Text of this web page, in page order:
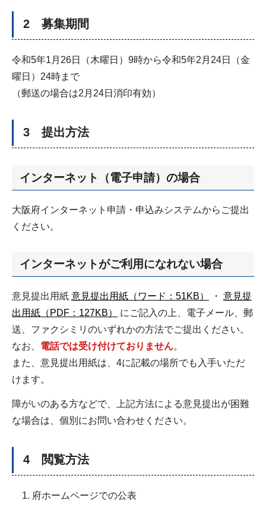
2 募集期間
令和5年1月26日（木曜日）9時から令和5年2月24日（金
曜日）24時まで
（郵送の場合は2月24日消印有効）
3 提出方法
インターネット（電子申請）の場合
大阪府インターネット申請・申込みシステムからご提出
ください。
インターネットがご利用になれない場合
意見提出用紙 意見提出用紙（ワード：51KB） ・ 意見提
出用紙（PDF：127KB）
にご記入の上、電子メール、郵
送、ファクシミリのいずれかの方法でご提出ください。
なお、 電話では受け付けておりません。
また、意見提出用紙は、4に記載の場所でも入手いただ
けます。
障がいのある方などで、上記方法による意見提出が困難
な場合は、個別にお問い合わせください。
4 閲覧方法
府ホームページでの公表